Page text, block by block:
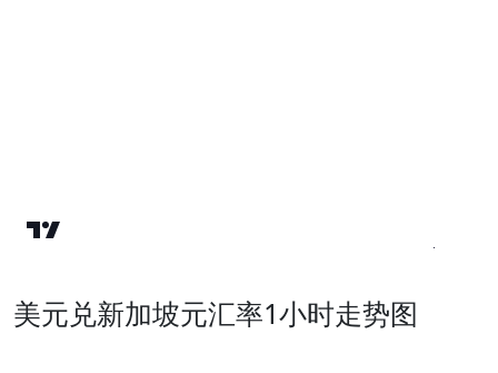
美元兑新加坡元汇率1小时走势图